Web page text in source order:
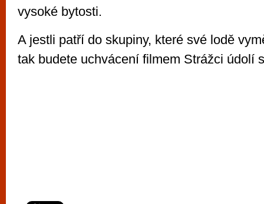
vysoké bytosti.
A jestli patří do skupiny, které své lodě
tak budete uchvácení filmem Strážci údolí